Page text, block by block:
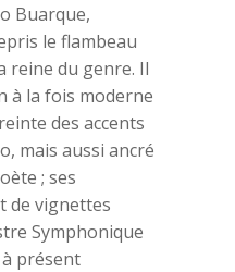
Buarque,
le flambeau
reine du genre. Il
à la fois moderne
des accents
mais aussi ancré
; ses
de vignettes
Symphonique
présent